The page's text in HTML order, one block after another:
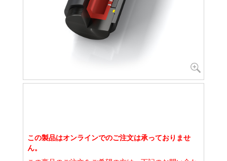
この製品はオンラインでのご注文は承っておりませ
ん。